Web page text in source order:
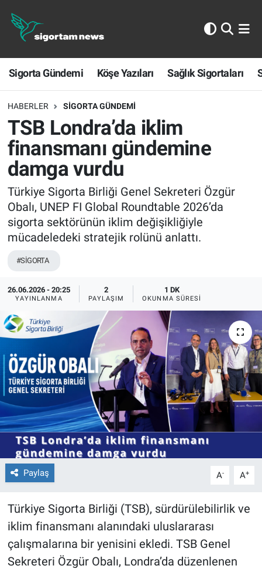
Sigorta Gündemi Köşe Yazıları Sağlık Sigortaları
HABERLER SIGORTA GÜNDEMI
TSB Londra’da iklim
finansmanı gündemine
damga vurdu
Türkiye Sigorta Birliği Genel Sekreteri Özgür
Obalı, UNEP FI Global Roundtable 2026’da
sigorta sektörünün iklim değişikliğiyle
mücadeledeki stratejik rolünü anlattı.
#SİGORTA
26.06.2026 - 20:25
YAYINLANMA
2
PAYLAŞIM
1 DK
OKUNMA SÜRESI
Paylaş A- A+
Türkiye Sigorta Birliği (TSB), sürdürülebilirlik ve
iklim finansmanı alanındaki uluslararası
çalışmalarına bir yenisini ekledi. TSB Genel
Sekreteri Özgür Obalı, Londra’da düzenlenen
Sigorta Gündemi
Köşe Yazıları
Sağlık Sigortaları
Sporun Sigortası
Ekonomi